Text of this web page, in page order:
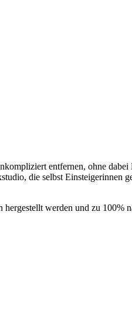
entfernen, ohne
die selbst Einsteigerinnen
werden und zu 100%